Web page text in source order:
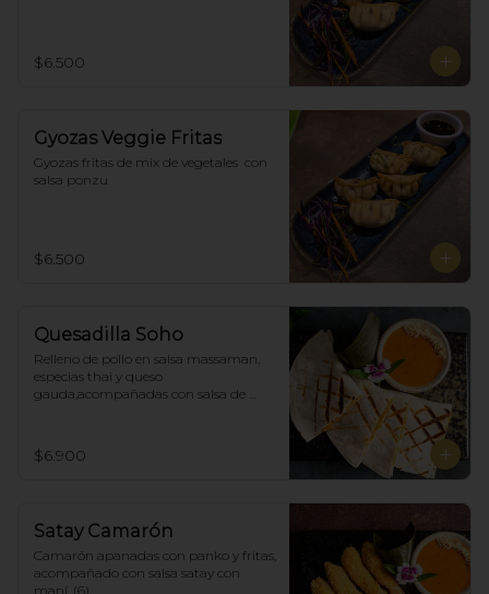
$6.500
Gyozas Veggie Fritas
Gyozas fritas de mix de vegetales  con
salsa ponzu
$6.500
Quesadilla Soho
Relleno de pollo en salsa massaman,
especias thai y queso
gauda,acompañadas con salsa de
$6.900
Satay Camarón
Camarón apanadas con panko y fritas,
acompañado con salsa satay con
maní. (6)